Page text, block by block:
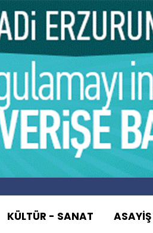
KÜLTÜR - SANAT ASAYİŞ